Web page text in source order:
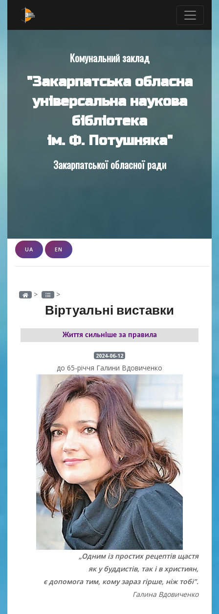
Комунальний заклад
"Закарпатська обласна
універсальна наукова
бібліотека
ім. Ф. Потушняка"
Закарпатської обласної ради
UA EN
> >
Віртуальні виставки
Життя сильніше за правила
2024-06-12
до 65-річчя Галини Вдовиченко
„Одним із простих рецептів щастя
як у буддистів, так і в християн,
є допомога тим, кому зараз гірше, ніж тобі”.
Галина Вдовиченко